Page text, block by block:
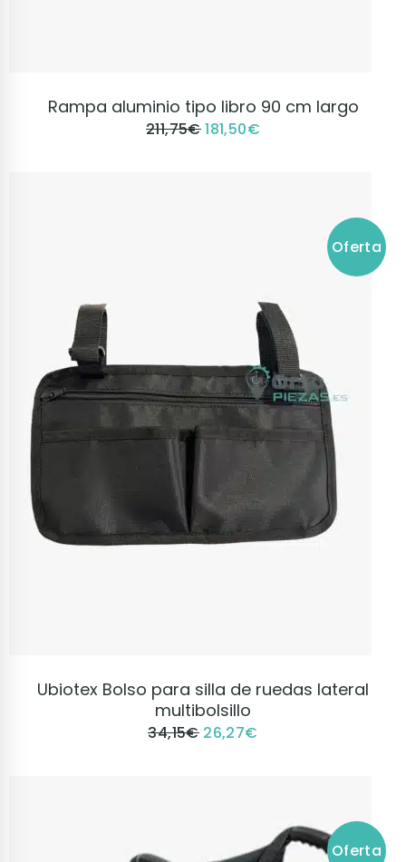
VER PRODUCTO
Rampa aluminio tipo libro 90 cm largo
211,75€181,50€
Oferta
VER PRODUCTO
Ubiotex Bolso para silla de ruedas lateral
multibolsillo
34,15€ 26,27€
Oferta